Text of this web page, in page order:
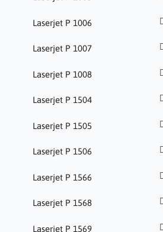
Laserjet P 1006
Laserjet P 1007
Laserjet P 1008
Laserjet P 1504
Laserjet P 1505
Laserjet P 1506
Laserjet P 1566
Laserjet P 1568
Laserjet P 1569